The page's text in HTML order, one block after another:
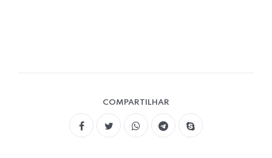
COMPARTILHAR